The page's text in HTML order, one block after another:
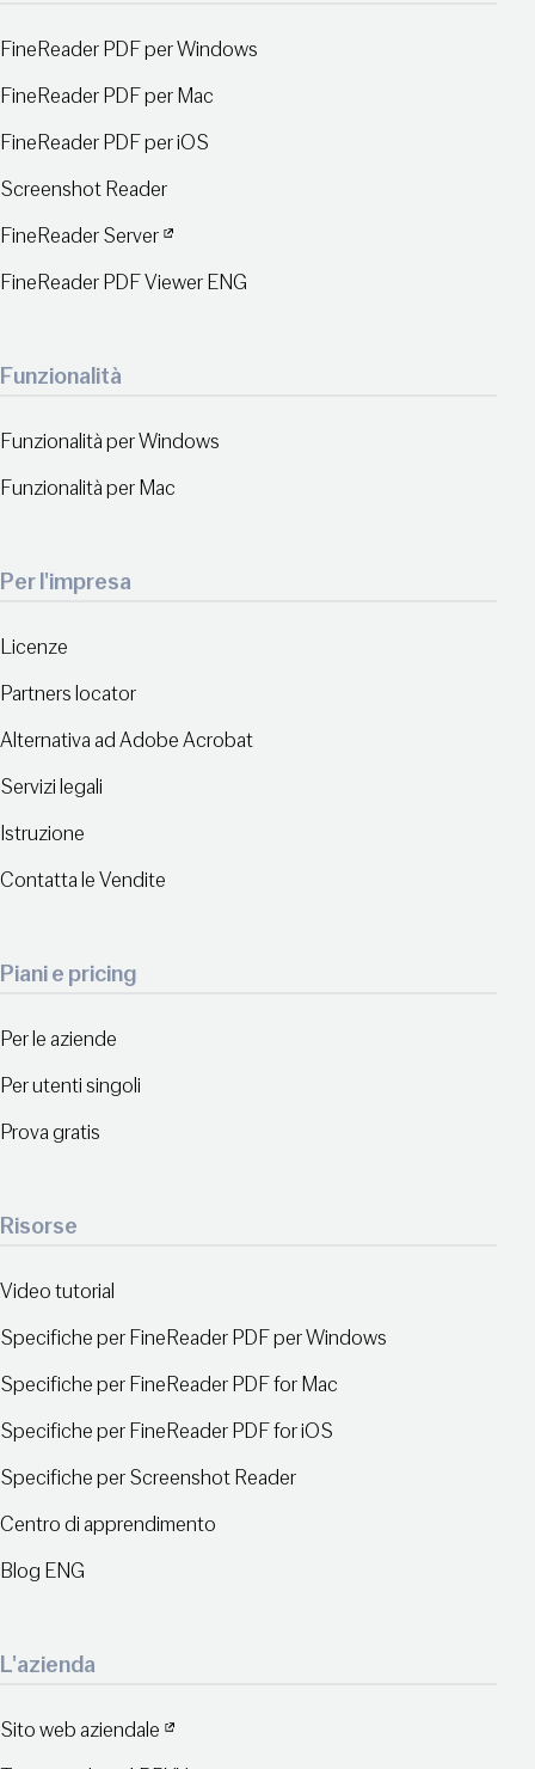
FineReader PDF per Windows
FineReader PDF per Mac
FineReader PDF per iOS
Screenshot Reader
FineReader Server
FineReader PDF Viewer ENG
Funzionalità
Funzionalità per Windows
Funzionalità per Mac
Per l'impresa
Licenze
Partners locator
Alternativa ad Adobe Acrobat
Servizi legali
Istruzione
Contatta le Vendite
Piani e pricing
Per le aziende
Per utenti singoli
Prova gratis
Risorse
Video tutorial
Specifiche per FineReader PDF per Windows
Specifiche per FineReader PDF for Mac
Specifiche per FineReader PDF for iOS
Specifiche per Screenshot Reader
Centro di apprendimento
Blog ENG
L'azienda
Sito web aziendale